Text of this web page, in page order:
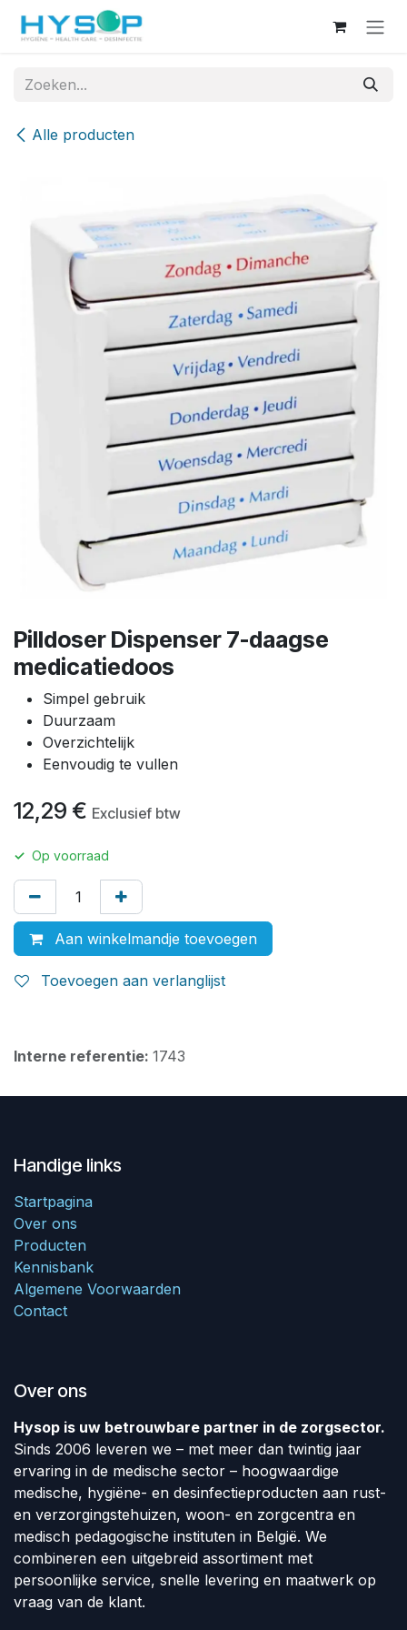
Overslaan naar inhoud
Alle producten
Pilldoser Dispenser 7-daagse
medicatiedoos
Simpel gebruik
Duurzaam
Overzichtelijk
Eenvoudig te vullen
12,29 € Exclusief btw
✓ Op voorraad
Aan winkelmandje toevoegen
Toevoegen aan verlanglijst
Interne referentie: 1743
Handige links
Startpagina
Over ons
Producten
Kennisbank
Algemene Voorwaarden
Contact
Over ons
Hysop is uw betrouwbare partner in de zorgsector.
Sinds 2006 leveren we – met meer dan twintig jaar
ervaring in de medische sector – hoogwaardige
medische, hygiëne- en desinfectieproducten aan rust-
en verzorgingstehuizen, woon- en zorgcentra en
medisch pedagogische instituten in België. We
combineren een uitgebreid assortiment met
persoonlijke service, snelle levering en maatwerk op
vraag van de klant.